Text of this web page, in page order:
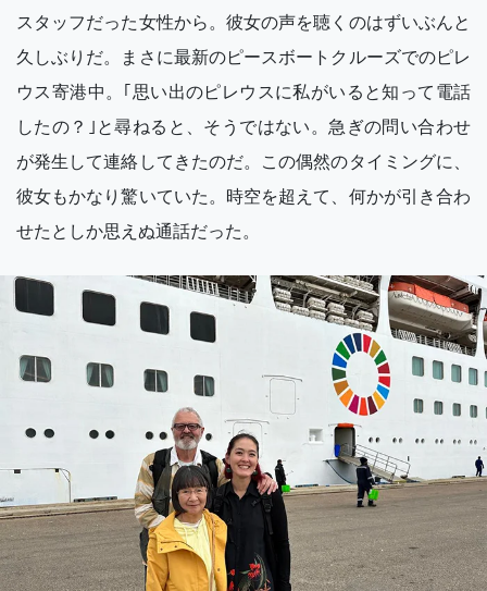
スタッフだった女性から。彼女の声を聴くのはずいぶんと
久しぶりだ。まさに最新のピースボートクルーズでのピレ
ウス寄港中。｢思い出のピレウスに私がいると知って電話
したの？｣と尋ねると、そうではない。急ぎの問い合わせ
が発生して連絡してきたのだ。この偶然のタイミングに、
彼女もかなり驚いていた。時空を超えて、何かが引き合わ
せたとしか思えぬ通話だった。